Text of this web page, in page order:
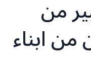
من
من ابناء